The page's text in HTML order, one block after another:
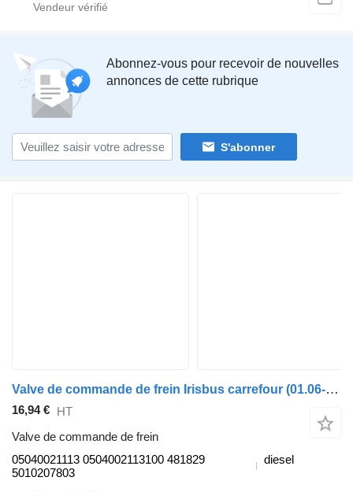
Abonnez-vous pour recevoir de nouvelles
annonces de cette rubrique
S'abonner
Valve de commande de frein Irisbus carrefour (01.06-) 05040021113 pour Irisbus Arway, Crossway, Crealis, Magelys, Proway, Daily Tourys (2006-)
16,94 € HT
Valve de commande de frein
05040021113 0504002113100 481829
5010207803
diesel